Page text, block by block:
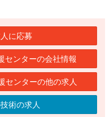
に応募
センターの会社情報
センターの他の求人
術の求人